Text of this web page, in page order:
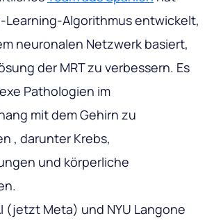
Learning-Algorithmus entwickelt,
neuronalen Netzwerk basiert,
der MRT zu verbessern. Es
Pathologien im
mit dem Gehirn zu
, darunter Krebs,
und körperliche
(jetzt Meta) und NYU Langone